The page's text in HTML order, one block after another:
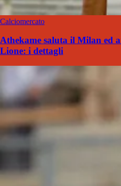
Calciomercato
Athekame saluta il Milan ed
Lione: i dettagli